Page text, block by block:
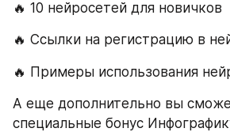
🔥 10 нейросетей для новичков
🔥 Ссылки на регистрацию в
🔥 Примеры использования
А еще дополнительно вы
специальные бонус